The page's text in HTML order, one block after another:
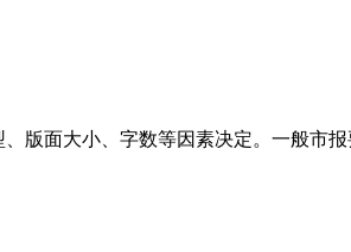
版面大小、字数等因素决定。一般市